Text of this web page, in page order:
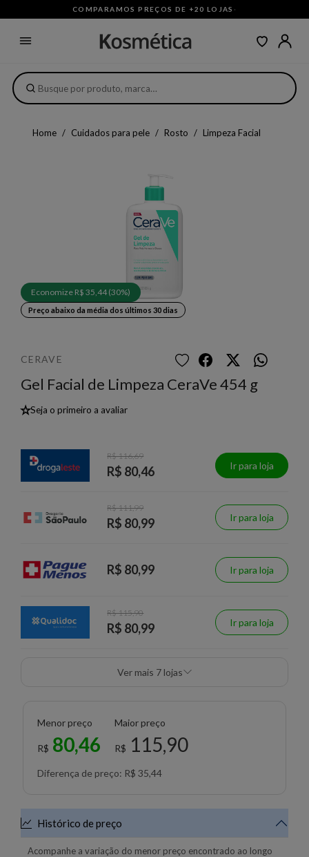
COMPARAMOS PREÇOS DE +20 LOJAS ·
Home Cuidados para pele Rosto Limpeza Facial
Economize R$ 35,44 (30%)
Preço abaixo da média dos últimos 30 dias
CERAVE
Gel Facial de Limpeza CeraVe 454 g
★Seja o primeiro a avaliar
R$ 116,69
R$ 80,46 Ir para loja
R$ 111,99
R$ 80,99 Ir para loja
R$ 80,99 Ir para loja
R$ 115,90
R$ 80,99 Ir para loja
Ver mais 7 lojas
Menor preço
R$ 80,46
Maior preço
R$ 115,90
Diferença de preço: R$ 35,44
Histórico de preço
Acompanhe a variação do menor preço encontrado ao longo